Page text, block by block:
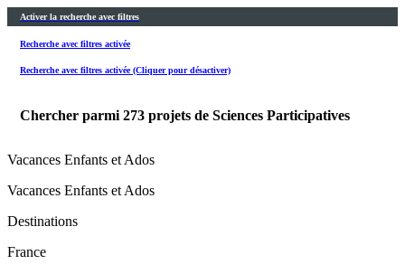
Activer la recherche avec filtres
Recherche avec filtres activée
Recherche avec filtres activée (Cliquer pour désactiver)
Chercher parmi 273 projets de Sciences Participatives
Vacances Enfants et Ados
Vacances Enfants et Ados
Destinations
France